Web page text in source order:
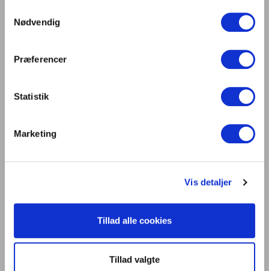
Nødvendig
Præferencer
Statistik
Marketing
Vis detaljer
Tillad alle cookies
Tillad valgte
centrum på Light + Building 2026
C/O Niels Knudsen
2000 Frederiksberg
Om Dansk Center for Lys